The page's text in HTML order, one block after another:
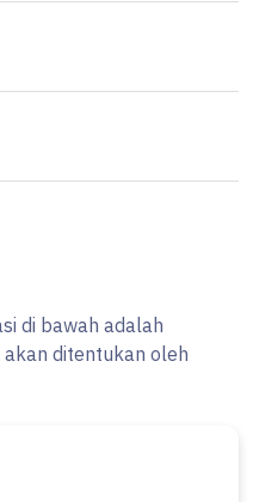
di bawah adalah
akan ditentukan oleh